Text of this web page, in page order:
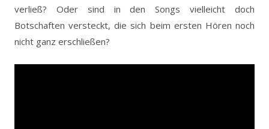
verließ? Oder sind in den Songs vielleicht doch
Botschaften versteckt, die sich beim ersten Hören noch
nicht ganz erschließen?